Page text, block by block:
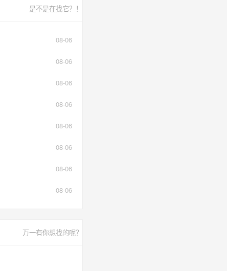
是不是在找它？！
08-06
08-06
08-06
08-06
08-06
08-06
08-06
08-06
万一有你想找的呢？